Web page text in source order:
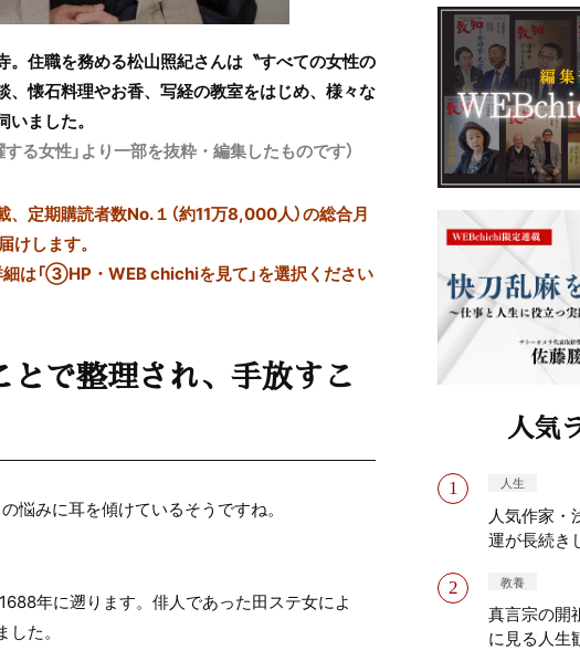
住職を務める松山照紀さんは〝すべての女性の
懐石料理やお香、写経の教室をはじめ、様々な
ました。
る女性」より一部を抜粋・編集したものです）
定期購読者数No.１（約11万8,000人）の総合月
けします。
は「③HP・WEB chichiを見て」を選択ください
で整理され、手放すこ
みに耳を傾けているそうですね。
年に遡ります。俳人であった田ステ女によ
た。
人気
人生
人気作家・
運が長続き
教養
真言宗の開
に見る人生